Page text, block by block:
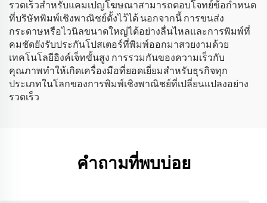
รวดเร็วสำหรับแคมเปญโฆษณาสามารถตอบโจทย์ข้อกำหนด
ที่บริษัทพิมพ์เชิงพาณิชย์ตั้งไว้ได้ นอกจากนี้ การขนส่ง
กระดาษหรือไวนิลขนาดใหญ่ได้อย่างลื่นไหลและการพิมพ์ที่
คมชัดยังรับประกันโปสเตอร์ที่พิมพ์ออกมาสวยงามด้วย
เทคโนโลยีอิงค์เจ็ทขั้นสูง การรวมกันของความเร็วกับ
คุณภาพทำให้เกิดเครื่องมือที่ยอดเยี่ยมสำหรับธุรกิจทุก
ประเภทในโลกของการพิมพ์เชิงพาณิชย์ที่เปลี่ยนแปลงอย่าง
รวดเร็ว
คำถามที่พบบ่อย